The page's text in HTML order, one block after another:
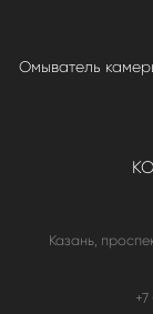
Омыватель
Казань,